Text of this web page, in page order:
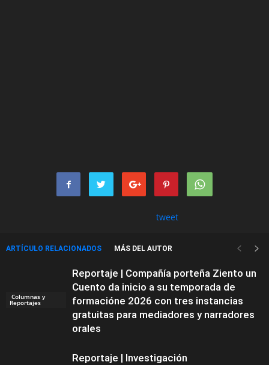
tweet
ARTÍCULO RELACIONADOS MÁS DEL AUTOR
Columnas y
Reportajes
Reportaje | Compañía porteña Ziento un
Cuento da inicio a su temporada de
formacióne 2026 con tres instancias
gratuitas para mediadores y narradores
orales
Reportaje | Investigación